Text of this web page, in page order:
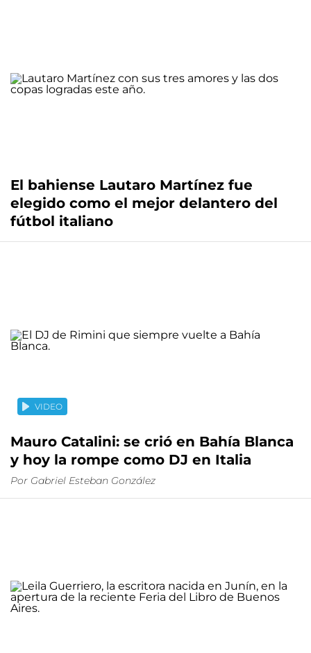
El bahiense Lautaro Martínez fue
elegido como el mejor delantero del
fútbol italiano
VIDEO
Mauro Catalini: se crió en Bahía Blanca
y hoy la rompe como DJ en Italia
Por Gabriel Esteban González